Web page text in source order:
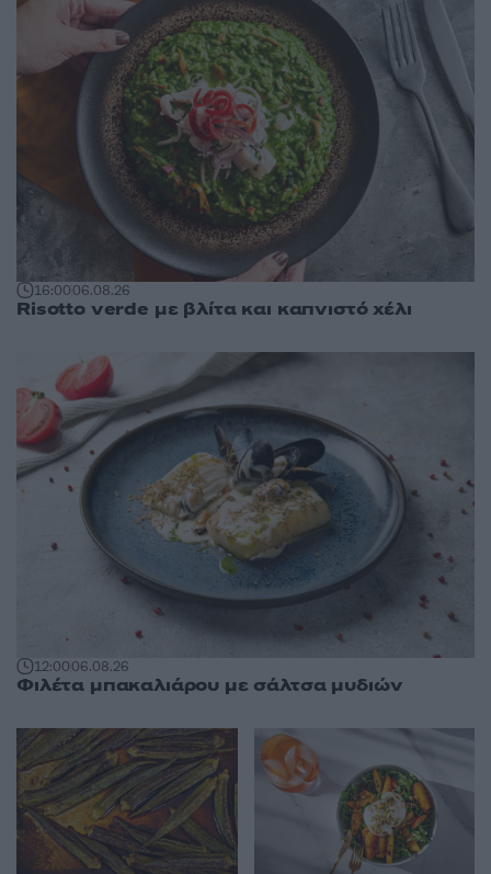
16:0006.08.26
Risotto verde με βλίτα και καπνιστό χέλι
12:0006.08.26
Φιλέτα μπακαλιάρου με σάλτσα μυδιών